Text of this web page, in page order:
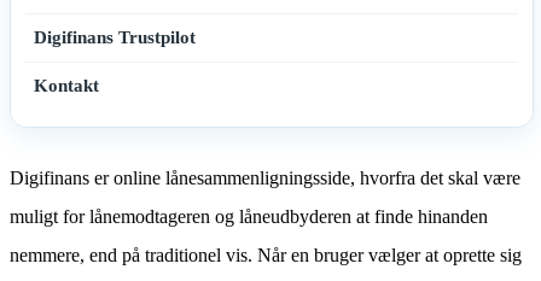
Digifinans Trustpilot
Kontakt
Digifinans er online lånesammenligningsside, hvorfra det skal være
muligt for lånemodtageren og låneudbyderen at finde hinanden
nemmere, end på traditionel vis. Når en bruger vælger at oprette sig